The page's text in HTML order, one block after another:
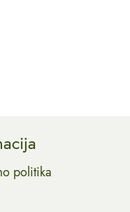
politika